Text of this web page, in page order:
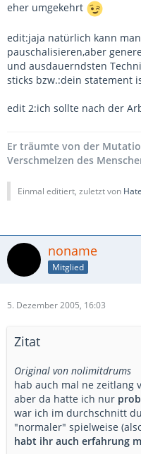
eher umgekehrt
edit:jaja natürlich kann
pauschalisieren,aber
und ausdauerndsten
sticks bzw.:dein statement
edit 2:ich sollte nach der
Er träumte von der
Verschmelzen des
Einmal editiert, zuletzt von
noname
Mitglied
5. Dezember 2005, 16:03
Zitat
Original von nolimitdrums
hab auch mal ne zeitlang
aber da hatte ich nur
war ich im durchschnitt
"normaler" spielweise
habt ihr auch erfahrung